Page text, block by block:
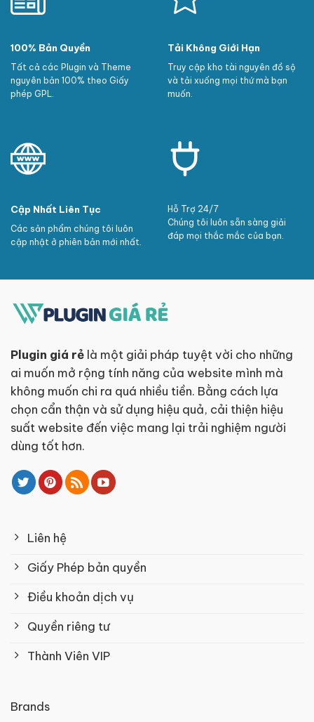
100% Bản Quyền
Tất cả các Plugin và Theme
nguyên bản 100% theo Giấy
phép GPL.
Tải Không Giới Hạn
Truy cập kho tài nguyên đồ sộ
và tải xuống mọi thứ mà bạn
muốn.
Cập Nhất Liên Tục
Các sản phẩm chúng tôi luôn
cập nhật ở phiên bản mới nhất.
Hỗ Trợ 24/7
Chúng tôi luôn sẵn sàng giải
đáp mọi thắc mắc của bạn.
Plugin giá rẻ là một giải pháp tuyệt vời cho những
ai muốn mở rộng tính năng của website mình mà
không muốn chi ra quá nhiều tiền. Bằng cách lựa
chọn cẩn thận và sử dụng hiệu quả, cải thiện hiệu
suất website đến việc mang lại trải nghiệm người
dùng tốt hơn.
Liên hệ
Giấy Phép bản quyền
Điều khoản dịch vụ
Quyền riêng tư
Thành Viên VIP
Brands